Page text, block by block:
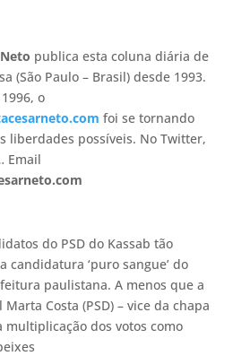
publica esta coluna diária de
(São Paulo – Brasil) desde 1993.
o
foi se tornando
liberdades possíveis. No Twitter,
Email
do PSD do Kassab tão
candidatura ‘puro sangue’ do
paulistana. A menos que a
Costa (PSD) – vice da chapa
multiplicação dos votos como